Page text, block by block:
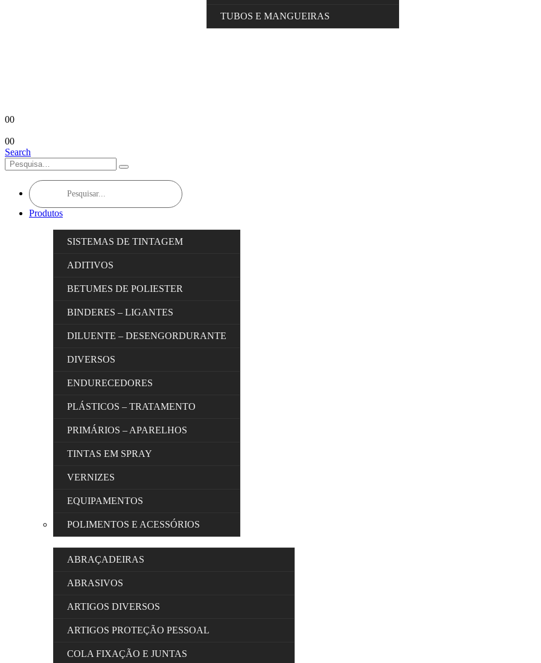
TUBOS E MANGUEIRAS
00
00
Search
Products
search
Produtos
SISTEMAS DE TINTAGEM
ADITIVOS
BETUMES DE POLIESTER
BINDERES – LIGANTES
DILUENTE – DESENGORDURANTE
DIVERSOS
ENDURECEDORES
PLÁSTICOS – TRATAMENTO
PRIMÁRIOS – APARELHOS
TINTAS EM SPRAY
VERNIZES
EQUIPAMENTOS
POLIMENTOS E ACESSÓRIOS
ABRAÇADEIRAS
ABRASIVOS
ARTIGOS DIVERSOS
ARTIGOS PROTEÇÃO PESSOAL
COLA FIXAÇÃO E JUNTAS